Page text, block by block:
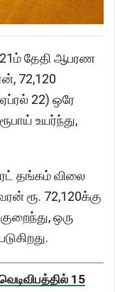
21ம் தேதி ஆபரண
72,120
22) ஒரே
உயர்ந்து,
தங்கம் விலை
ரூ. 72,120க்கு
ஒரு
15